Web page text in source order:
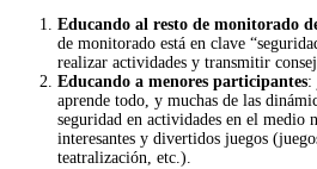
Educando al resto de monitorado
de monitorado está en clave
realizar actividades y transmitir
Educando a menores participantes:
aprende todo, y muchas de las
seguridad en actividades en el medio
interesantes y divertidos juegos
teatralización, etc.).